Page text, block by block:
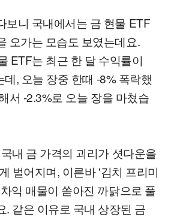
보니 국내에서는 금 현물 ETF
오가는 모습도 보였는데요.
ETF는 최근 한 달 수익률이
, 오늘 장중 한때 -8% 폭락했
서 -2.3%로 오늘 장을 마쳤습
내 금 가격의 괴리가 셧다운을
벌어지며, 이른바 '김치 프리미
익 매물이 쏟아진 까닭으로 풀
. 같은 이유로 국내 상장된 금